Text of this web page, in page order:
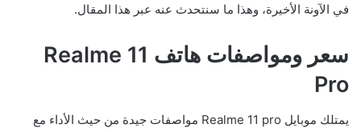
في الآونة الأخيرة، وهذا ما سنتحدث عنه عبر هذا المقال.
سعر ومواصفات هاتف Realme 11
Pro
يمتلك موبايل Realme 11 pro مواصفات جيدة من حيث الأداء مع